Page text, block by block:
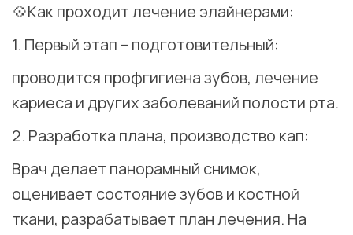
💠Как проходит лечение элайнерами:
1. Первый этап – подготовительный:
проводится профгигиена зубов, лечение
кариеса и других заболеваний полости рта.
2. Разработка плана, производство кап:
Врач делает панорамный снимок,
оценивает состояние зубов и костной
ткани, разрабатывает план лечения. На